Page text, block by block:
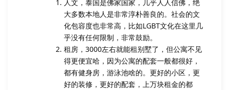
人文，泰国是佛家国家，几乎人人信佛，绝
大多数本地人是非常淳朴善良的。社会的文
化包容度也非常高，比如LGBT文化在这里几
乎没有任何限制，非常鼓励。
租房，3000左右就能租别墅了，但公寓不见
得更便宜哈，因为公寓的配套一般都很好，
都有健身房，游泳池啥的。更好的小区，更
好的装修，更好的配套，上万块租金的都